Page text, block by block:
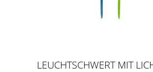
LEUCHTSCHWERT MIT